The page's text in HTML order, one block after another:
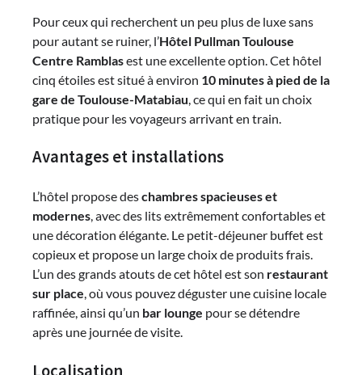
Pour ceux qui recherchent un peu plus de luxe sans
pour autant se ruiner, l’Hôtel Pullman Toulouse
Centre Ramblasest une excellente option. Cet hôtel
cinq étoiles est situé à environ 10 minutes à pied de la
gare de Toulouse-Matabiau , ce qui en fait un choix
pratique pour les voyageurs arrivant en train.
Avantages et installations
L’hôtel propose deschambres spacieuses et
modernes, avec des lits extrêmement confortables et
une décoration élégante. Le petit-déjeuner buffet est
copieux et propose un large choix de produits frais.
L’un des grands atouts de cet hôtel est son restaurant
sur place, où vous pouvez déguster une cuisine locale
raffinée, ainsi qu’un bar lounge pour se détendre
après une journée de visite.